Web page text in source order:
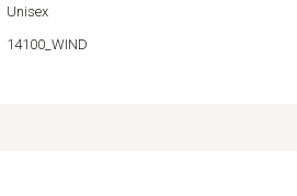
Unisex
14100_WIND